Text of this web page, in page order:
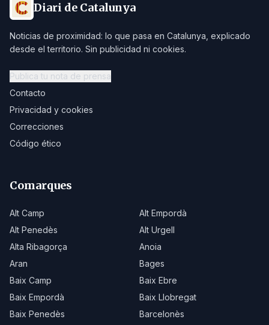
Diari de Catalunya
Noticias de proximidad: lo que pasa en Catalunya, explicado
desde el territorio. Sin publicidad ni cookies.
Publica tu nota de prensa
Contacto
Privacidad y cookies
Correcciones
Código ético
Comarques
Alt Camp
Alt Empordà
Alt Penedès
Alt Urgell
Alta Ribagorça
Anoia
Aran
Bages
Baix Camp
Baix Ebre
Baix Empordà
Baix Llobregat
Baix Penedès
Barcelonès